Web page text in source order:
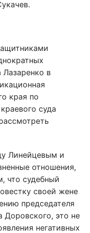
в
края по
суда
Линейцевым и
отношения,
что судебный
своей жене
председателя
Доровского, это не
негативных